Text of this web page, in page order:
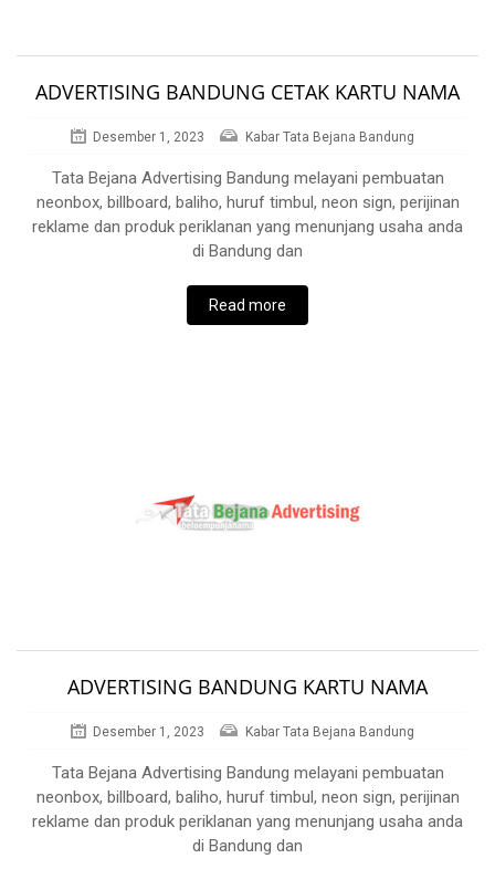
ADVERTISING BANDUNG CETAK KARTU NAMA
Desember 1, 2023 Kabar Tata Bejana Bandung
Tata Bejana Advertising Bandung melayani pembuatan
neonbox, billboard, baliho, huruf timbul, neon sign, perijinan
reklame dan produk periklanan yang menunjang usaha anda
di Bandung dan
Read more
ADVERTISING BANDUNG KARTU NAMA
Desember 1, 2023 Kabar Tata Bejana Bandung
Tata Bejana Advertising Bandung melayani pembuatan
neonbox, billboard, baliho, huruf timbul, neon sign, perijinan
reklame dan produk periklanan yang menunjang usaha anda
di Bandung dan